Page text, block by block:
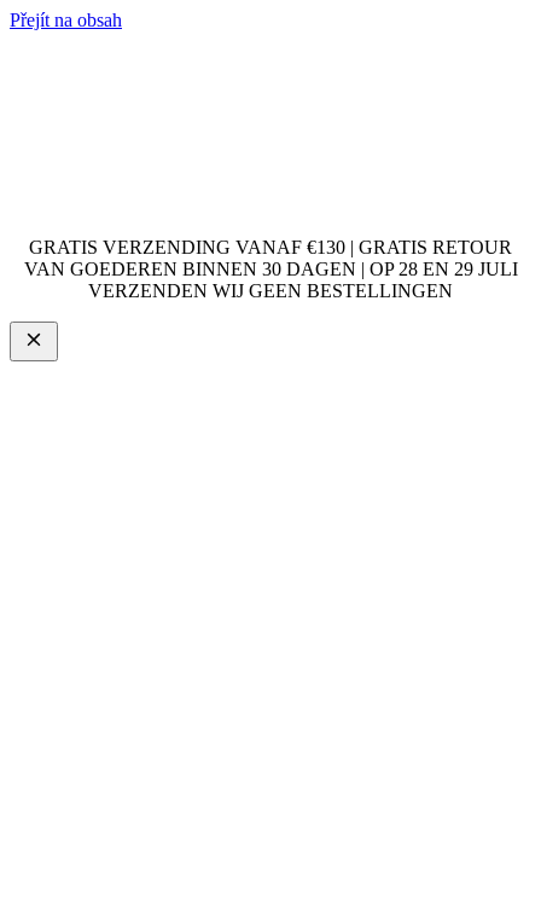
Přejít na obsah
GRATIS VERZENDING VANAF €130 | GRATIS RETOUR
VAN GOEDEREN BINNEN 30 DAGEN | OP 28 EN 29 JULI
VERZENDEN WIJ GEEN BESTELLINGEN